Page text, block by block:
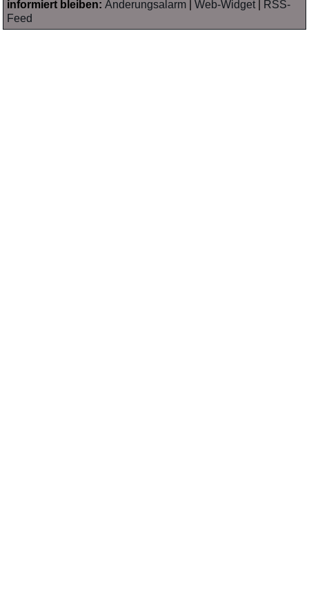
informiert bleiben: Änderungsalarm |Web-Widget|
RSS-
Feed